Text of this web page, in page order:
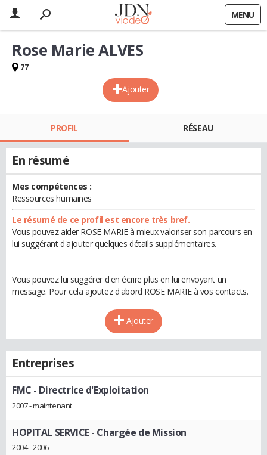
MENU
Ajouter
Rose Marie ALVES
77
PROFIL RÉSEAU
En résumé
Mes compétences :
Ressources humaines
Le résumé de ce profil est encore très bref.
Vous pouvez aider ROSE MARIE à mieux valoriser son parcours en
lui suggérant d'ajouter quelques détails supplémentaires.
Vous pouvez lui suggérer d'en écrire plus en lui envoyant un
message. Pour cela ajoutez d'abord ROSE MARIE à vos contacts.
Ajouter
Entreprises
FMC - Directrice d'Exploitation
2007 - maintenant
HOPITAL SERVICE- Chargée de Mission
2004 - 2006